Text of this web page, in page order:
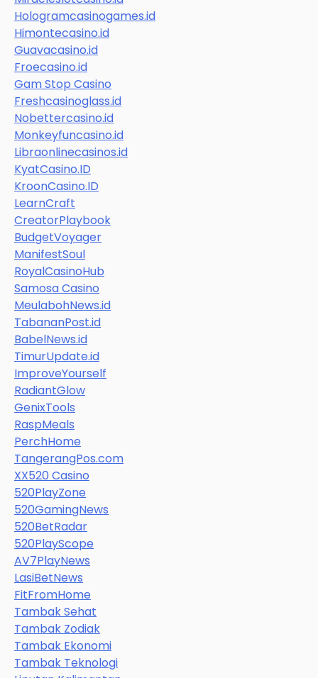
Hologramcasinogames.id
Himontecasino.id
Guavacasino.id
Froecasino.id
Gam Stop Casino
Freshcasinoglass.id
Nobettercasino.id
Monkeyfuncasino.id
Libraonlinecasinos.id
KyatCasino.ID
KroonCasino.ID
LearnCraft
CreatorPlaybook
BudgetVoyager
ManifestSoul
RoyalCasinoHub
Samosa Casino
MeulabohNews.id
TabananPost.id
BabelNews.id
TimurUpdate.id
ImproveYourself
RadiantGlow
GenixTools
RaspMeals
PerchHome
TangerangPos.com
XX520 Casino
520PlayZone
520GamingNews
520BetRadar
520PlayScope
AV7PlayNews
LasiBetNews
FitFromHome
Tambak Sehat
Tambak Zodiak
Tambak Ekonomi
Tambak Teknologi